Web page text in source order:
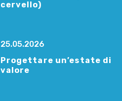
cervello)
25.05.2026
Progettare un’estate di
valore